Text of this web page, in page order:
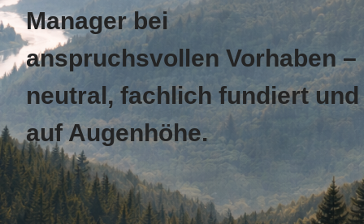
Manager bei
anspruchsvollen Vorhaben –
neutral, fachlich fundiert und
auf Augenhöhe.